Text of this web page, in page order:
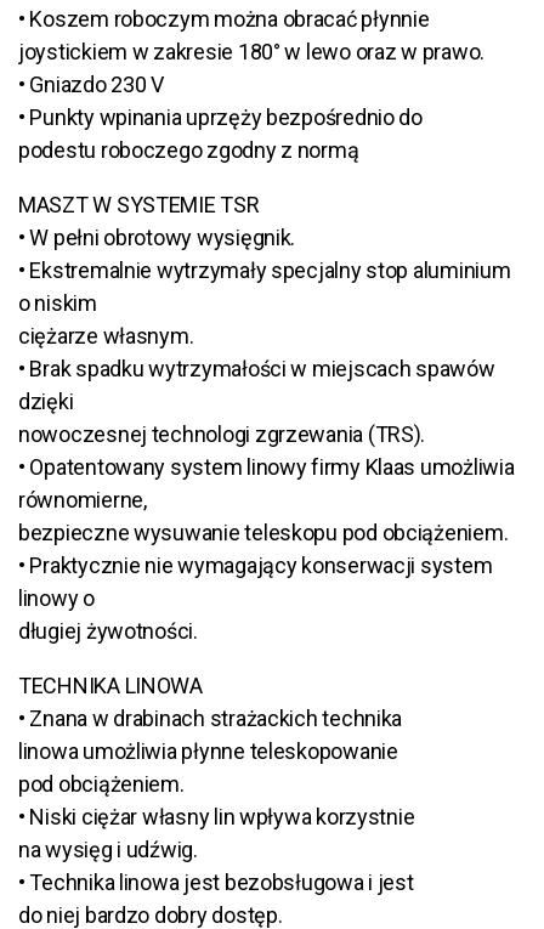
• Koszem roboczym można obracać płynnie
joystickiem w zakresie 180° w lewo oraz w prawo.
• Gniazdo 230 V
• Punkty wpinania uprzęży bezpośrednio do
podestu roboczego zgodny z normą
MASZT W SYSTEMIE TSR
• W pełni obrotowy wysięgnik.
• Ekstremalnie wytrzymały specjalny stop aluminium
o niskim
ciężarze własnym.
• Brak spadku wytrzymałości w miejscach spawów
dzięki
nowoczesnej technologi zgrzewania (TRS).
• Opatentowany system linowy firmy Klaas umożliwia
równomierne,
bezpieczne wysuwanie teleskopu pod obciążeniem.
• Praktycznie nie wymagający konserwacji system
linowy o
długiej żywotności.
TECHNIKA LINOWA
• Znana w drabinach strażackich technika
linowa umożliwia płynne teleskopowanie
pod obciążeniem.
• Niski ciężar własny lin wpływa korzystnie
na wysięg i udźwig.
• Technika linowa jest bezobsługowa i jest
do niej bardzo dobry dostęp.